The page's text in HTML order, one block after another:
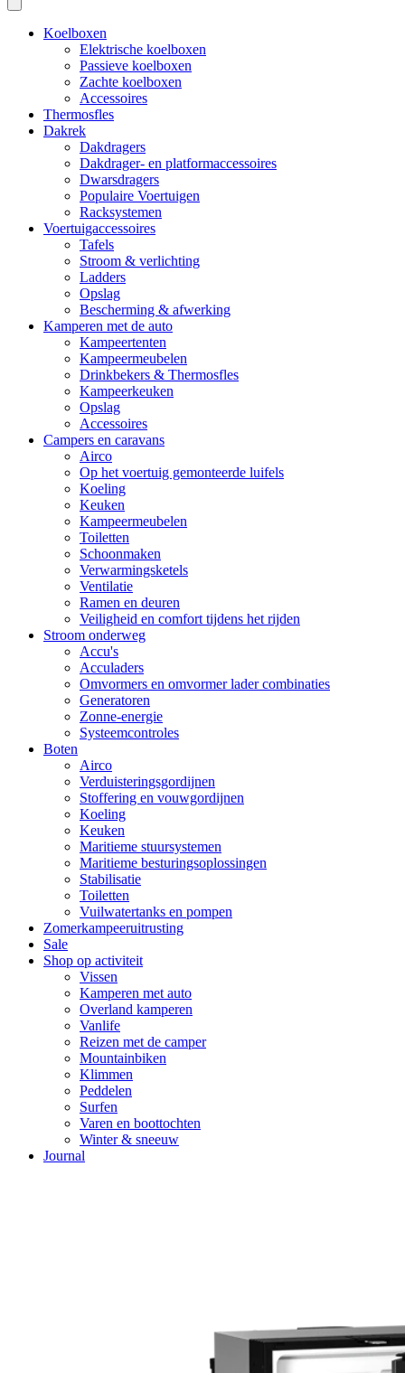
Koelboxen
Elektrische koelboxen
Passieve koelboxen
Zachte koelboxen
Accessoires
Thermosfles
Dakrek
Dakdragers
Dakdrager- en platformaccessoires
Dwarsdragers
Populaire Voertuigen
Racksystemen
Voertuigaccessoires
Tafels
Stroom & verlichting
Ladders
Opslag
Bescherming & afwerking
Kamperen met de auto
Kampeertenten
Kampeermeubelen
Drinkbekers & Thermosfles
Kampeerkeuken
Opslag
Accessoires
Campers en caravans
Airco
Op het voertuig gemonteerde luifels
Koeling
Keuken
Kampeermeubelen
Toiletten
Schoonmaken
Verwarmingsketels
Ventilatie
Ramen en deuren
Veiligheid en comfort tijdens het rijden
Stroom onderweg
Accu's
Acculaders
Omvormers en omvormer lader combinaties
Generatoren
Zonne-energie
Systeemcontroles
Boten
Airco
Verduisteringsgordijnen
Stoffering en vouwgordijnen
Koeling
Keuken
Maritieme stuursystemen
Maritieme besturingsoplossingen
Stabilisatie
Toiletten
Vuilwatertanks en pompen
Zomerkampeeruitrusting
Sale
Shop op activiteit
Vissen
Kamperen met auto
Overland kamperen
Vanlife
Reizen met de camper
Mountainbiken
Klimmen
Peddelen
Surfen
Varen en boottochten
Winter & sneeuw
Journal